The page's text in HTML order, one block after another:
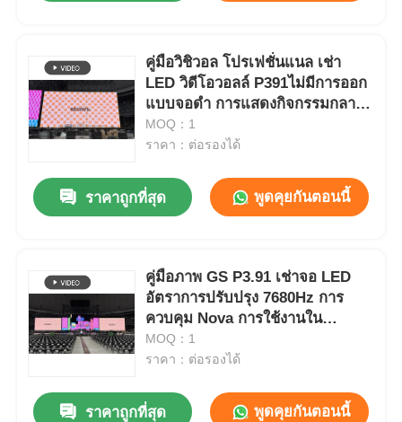
คู่มือวิชิวอล โปรเฟชั่นแนล เช่า
LED วิดีโอวอลล์ P391ไม่มีการออก
แบบจอดํา การแสดงกิจกรรมกลาง
แจ้ง
MOQ：1
ราคา：ต่อรองได้
ราคาถูกที่สุด พูดคุยกันตอนนี้
คู่มือภาพ GS P3.91 เช่าจอ LED
อัตราการปรับปรุง 7680Hz การ
ควบคุม Nova การใช้งานใน
คอนเสิร์ต
MOQ：1
ราคา：ต่อรองได้
ราคาถูกที่สุด พูดคุยกันตอนนี้